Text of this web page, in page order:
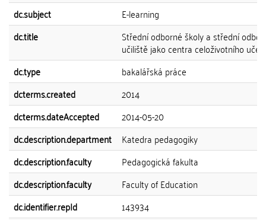
dc.subject
E-learning
dc.title
Střední odborné školy a střední
učiliště jako centra celoživotního učení
dc.type
bakalářská práce
dcterms.created
2014
dcterms.dateAccepted
2014-05-20
dc.description.department
Katedra pedagogiky
dc.description.faculty
Pedagogická fakulta
dc.description.faculty
Faculty of Education
dc.identifier.repId
143934